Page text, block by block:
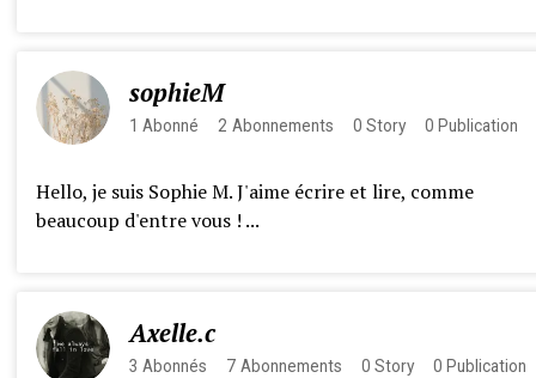
sophieM
1 Abonné 2 Abonnements 0 Story 0 Publication
Hello, je suis Sophie M. J'aime écrire et lire, comme
beaucoup d'entre vous ! ...
Axelle.c
3 Abonnés 7 Abonnements 0 Story 0 Publication